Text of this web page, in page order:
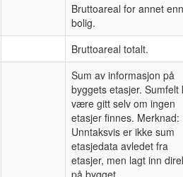
Bruttoareal for annet enn
bolig.
Bruttoareal totalt.
Sum av informasjon på
byggets etasjer. Sumfelt
være gitt selv om ingen
etasjer finnes. Merknad:
Unntaksvis er ikke sum
etasjedata avledet fra
etasjer, men lagt inn
på bygget.